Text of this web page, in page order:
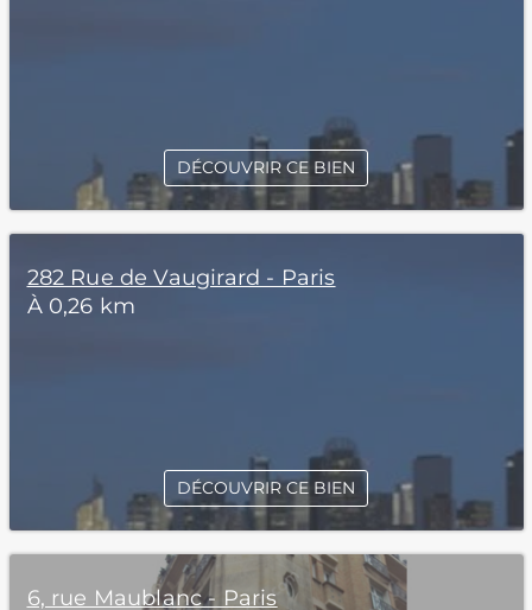
DÉCOUVRIR CE BIEN
282 Rue de Vaugirard - Paris
À 0,26 km
DÉCOUVRIR CE BIEN
6, rue Maublanc - Paris